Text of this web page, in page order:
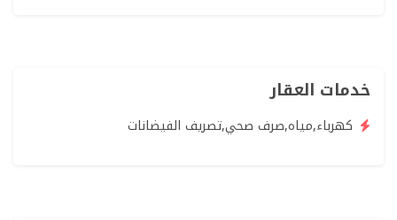
خدمات العقار
كهرباء,مياه,صرف صحي,تصريف الفيضانات